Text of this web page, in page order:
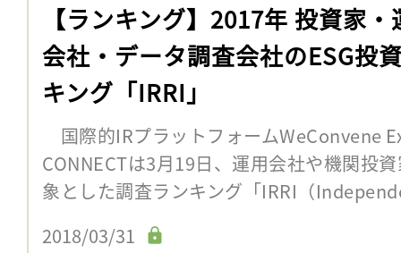
【ランキング】2017年 投資家・
会社・データ調査会社のESG投
キング「IRRI」
国際的IRプラットフォームWeConvene
CONNECTは3月19日、運用会社や機関投
象とした調査ランキング「IRRI（
2018/03/31